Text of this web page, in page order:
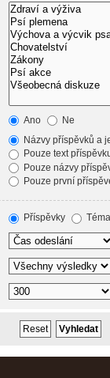
Ano
Ne
Názvy příspěvků a
Pouze text
Pouze názvy
Pouze první
Příspěvky